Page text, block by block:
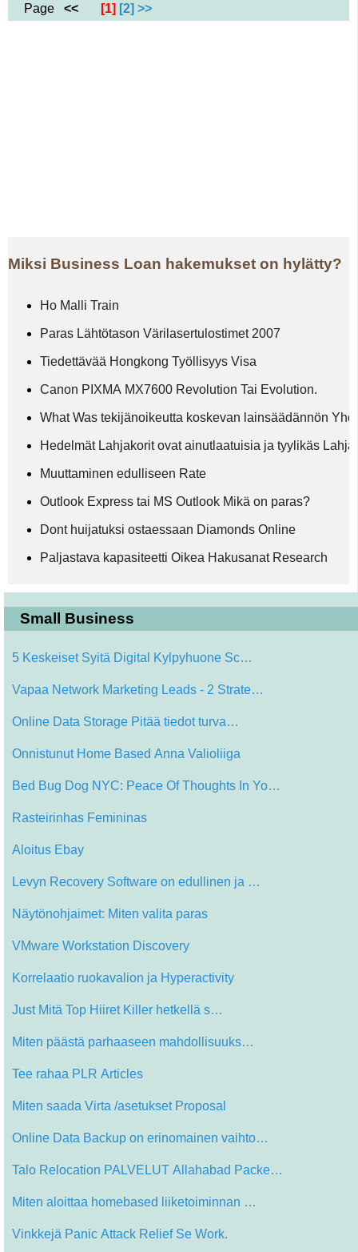
Page << [1] [2] >>
Miksi Business Loan hakemukset on hylätty?
Ho Malli Train
Paras Lähtötason Värilasertulostimet 2007
Tiedettävää Hongkong Työllisyys Visa
Canon PIXMA MX7600 Revolution Tai Evolution.
What Was tekijänoikeutta koskevan lainsäädännön
Hedelmät Lahjakorit ovat ainutlaatuisia ja tyylikäs
Muuttaminen edulliseen Rate
Outlook Express tai MS Outlook Mikä on paras?
Dont huijatuksi ostaessaan Diamonds Online
Paljastava kapasiteetti Oikea Hakusanat Research
Small Business
5 Keskeiset Syitä Digital Kylpyhuone Sc…
Vapaa Network Marketing Leads - 2 Strate…
Online Data Storage Pitää tiedot turva…
Onnistunut Home Based Anna Valioliiga
Bed Bug Dog NYC: Peace Of Thoughts In Yo…
Rasteirinhas Femininas
Aloitus Ebay
Levyn Recovery Software on edullinen ja …
Näytönohjaimet: Miten valita paras
VMware Workstation Discovery
Korrelaatio ruokavalion ja Hyperactivity
Just Mitä Top Hiiret Killer hetkellä s…
Miten päästä parhaaseen mahdollisuuks…
Tee rahaa PLR Articles
Miten saada Virta /asetukset Proposal
Online Data Backup on erinomainen vaihto…
Talo Relocation PALVELUT Allahabad Packe…
Miten aloittaa homebased liiketoiminnan …
Vinkkejä Panic Attack Relief Se Work.